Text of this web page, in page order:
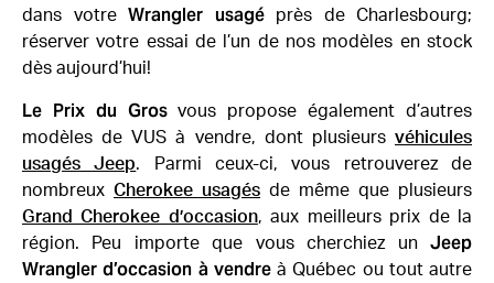
dans votre Wrangler usagéprès de Charlesbourg;
réserver votre essai de l’un de nos modèles en stock
dès aujourd’hui!
Le Prix du Grosvous propose également d’autres
modèles de VUS à vendre, dont plusieurs véhicules
usagés Jeep. Parmi ceux-ci, vous retrouverez de
nombreux Cherokee usagés de même que plusieurs
Grand Cherokee d’occasion, aux meilleurs prix de la
région. Peu importe que vous cherchiez un Jeep
Wrangler d’occasion à vendreà Québec ou tout autre